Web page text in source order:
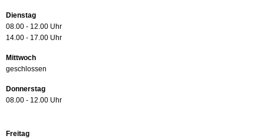
Dienstag
08.00 - 12.00 Uhr
14.00 - 17.00 Uhr
Mittwoch
geschlossen
Donnerstag
08.00 - 12.00 Uhr
Freitag